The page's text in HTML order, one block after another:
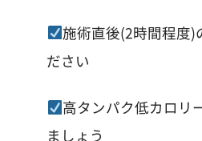
施術直後(2時間程度)
ださい
高タンパク低カロリ
ましょう